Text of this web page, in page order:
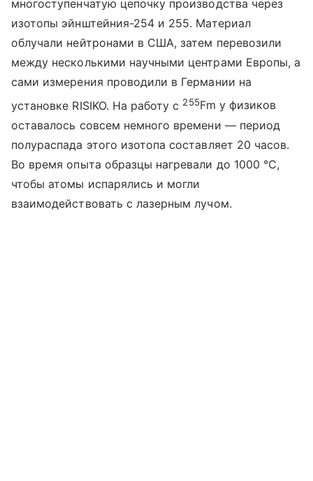
многоступенчатую цепочку производства через
изотопы эйнштейния-254 и 255. Материал
облучали нейтронами в США, затем перевозили
между несколькими научными центрами Европы, а
сами измерения проводили в Германии на
установке RISIKO. На работу с 255Fm у физиков
оставалось совсем немного времени — период
полураспада этого изотопа составляет 20 часов.
Во время опыта образцы нагревали до 1000 °C,
чтобы атомы испарялись и могли
взаимодействовать с лазерным лучом.